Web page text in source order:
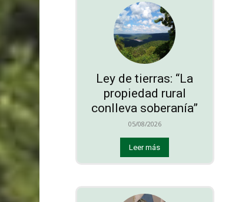
Ley de tierras: “La
propiedad rural
conlleva soberanía”
05/08/2026
Leer más